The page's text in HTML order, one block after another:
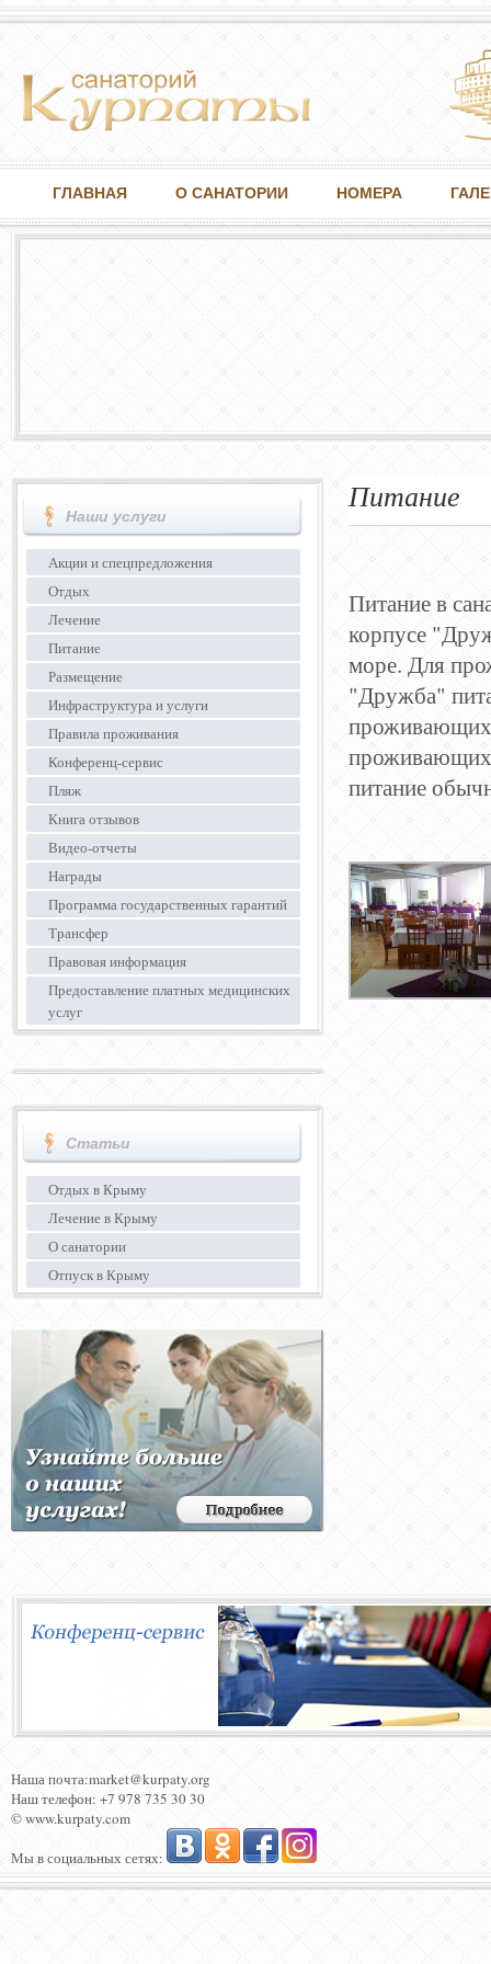
ГЛАВНАЯ О САНАТОРИИ НОМЕРА
Питание
Питание в
корпусе
море. Для
"Дружба"
проживающих
проживающих
питание
Наши услуги
Акции и спецпредложения
Отдых
Лечение
Питание
Размещение
Инфраструктура и услуги
Правила проживания
Конференц-сервис
Пляж
Книга отзывов
Видео-отчеты
Награды
Программа государственных гарантий
Трансфер
Правовая информация
Предоставление платных медицинских
услуг
Статьи
Отдых в Крыму
Лечение в Крыму
О санатории
Отпуск в Крыму
Наша почта:market@kurpaty.org
Наш телефон: +7 978 735 30 30
© www.kurpaty.com
Мы в социальных сетях: